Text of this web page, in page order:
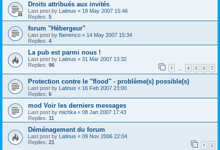
Droits attribués aux invités
Last post by Latinus « 18 May 2007 15:46
Replies: 5
forum "Hébergeur"
Last post by flamenco « 14 May 2007 15:34
Replies: 4
La pub est parmi nous !
Last post by Latinus « 31 Mar 2007 13:32
Replies: 96 1 4 5 6 7
Protection contre le "flood" - problème(s) possible(s)
Last post by Latinus « 16 Feb 2007 23:00
Replies: 6
mod Voir les derniers messages
Last post by michka « 08 Jan 2007 17:43
Replies: 11
Déménagement du forum
Last post by Latinus « 09 Nov 2006 22:04
Replies: 21 1 2